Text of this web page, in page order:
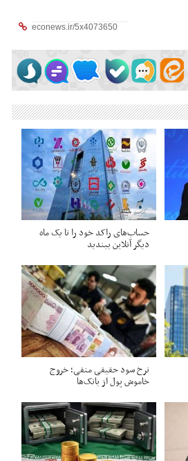
حساب‌های راکد خود را تا یک ماه
دیگر آنلاین ببندید
نرخ سود حقیقی منفی؛ خروج
خاموش پول از بانک‌ها